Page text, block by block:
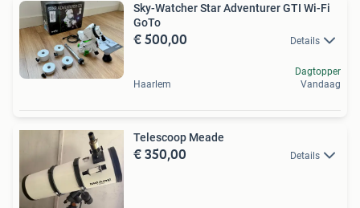
Sky-Watcher Star Adventurer GTI Wi-Fi
GoTo
€ 500,00 Details
Haarlem
Dagtopper
Vandaag
Telescoop Meade
€ 350,00 Details